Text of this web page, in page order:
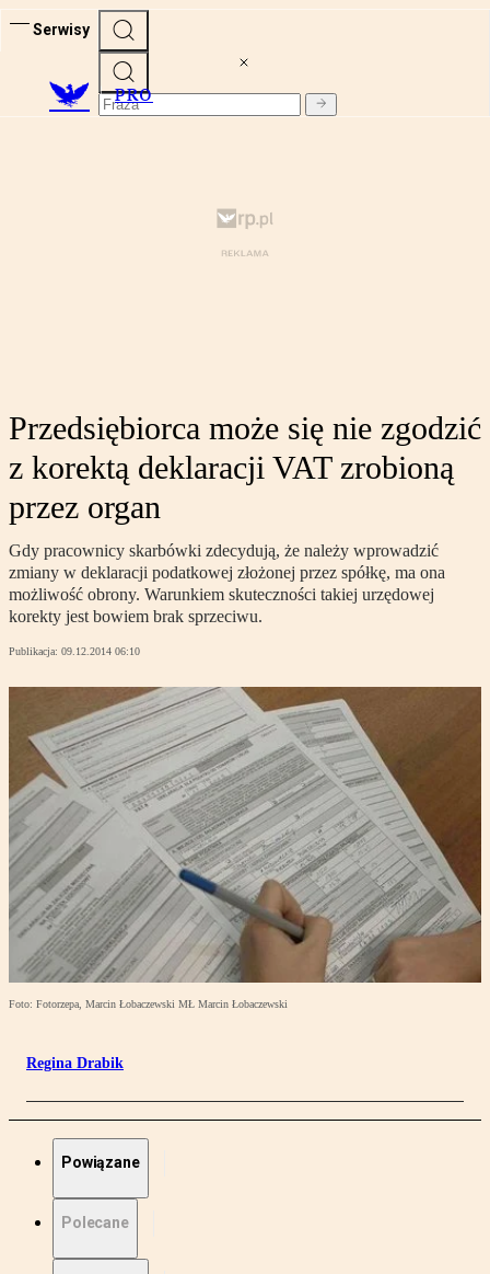
Serwisy
PRO
Przedsiębiorca może się nie zgodzić
z korektą deklaracji VAT zrobioną
przez organ
Gdy pracownicy skarbówki zdecydują, że należy wprowadzić
zmiany w deklaracji podatkowej złożonej przez spółkę, ma ona
możliwość obrony. Warunkiem skuteczności takiej urzędowej
korekty jest bowiem brak sprzeciwu.
Publikacja: 09.12.2014 06:10
Foto: Fotorzepa, Marcin Łobaczewski MŁ Marcin Łobaczewski
Regina Drabik
Powiązane
Polecane